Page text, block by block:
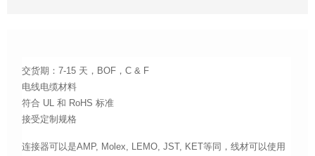
交货期：7-15 天，BOF，C & F
电线电缆材料
符合 UL 和 RoHS 标准
接受定制规格
连接器可以是AMP, Molex, LEMO, JST, KET等同，线材可以使用